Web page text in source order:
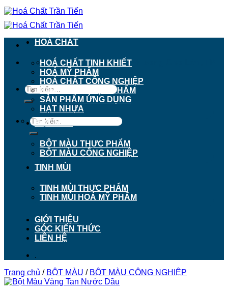
Chuyển
đến
nội
911 - 913 Nguyễn Trãi, Phường Chợ Lớn, TP.
Hồ Chí Minh
Tìm
kiếm:
Tìm
kiếm:
HOÁ CHẤT
HOÁ CHẤT TINH KHIẾT
HOÁ MỸ PHẨM
HOÁ CHẤT CÔNG NGHIỆP
HOÁ CHẤT THỰC PHẨM
SẢN PHẨM ỨNG DỤNG
HẠT NHỰA
BỘT MÀU
BỘT MÀU THỰC PHẨM
BỘT MÀU CÔNG NGHIỆP
TINH MÙI
TINH MÙI THỰC PHẨM
TINH MÙI HOÁ MỸ PHẨM
GIỚI THIỆU
GÓC KIẾN THỨC
LIÊN HỆ
.
Trang chủ / BỘT MÀU / BỘT MÀU CÔNG NGHIỆP